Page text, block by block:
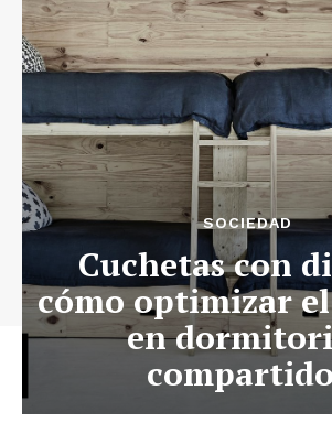
SOCIEDAD
Cuchetas con
cómo optimizar
en